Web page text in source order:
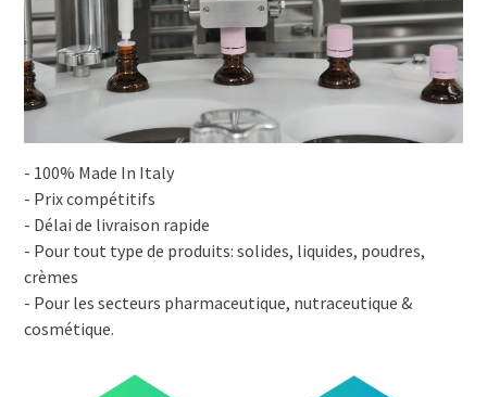
- 100% Made In Italy
- Prix compétitifs
- Délai de livraison rapide
- Pour tout type de produits: solides, liquides, poudres,
crèmes
- Pour les secteurs pharmaceutique, nutraceutique &
cosmétique.